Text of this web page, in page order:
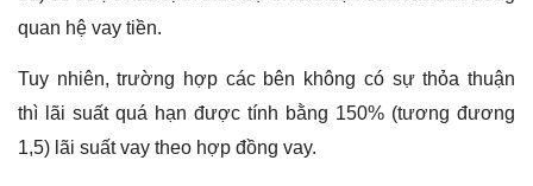
quan hệ vay tiền.
Tuy nhiên, trường hợp các bên không có sự thỏa thuận
thì lãi suất quá hạn được tính bằng 150% (tương đương
1,5) lãi suất vay theo hợp đồng vay.